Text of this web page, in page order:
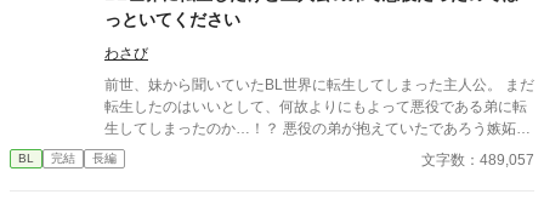
っといてください
わさび
前世、妹から聞いていたBL世界に転生してしまった主人公。 まだ
転生したのはいいとして、何故よりにもよって悪役である弟に転
生してしまったのか…！？ 悪役の弟が抱えていたであろう嫉妬に
抗いつつ転生生活を過ごす物語。
BL 完結 長編 文字数：489,057